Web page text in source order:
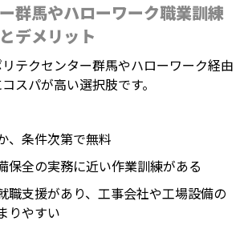
群馬やハローワーク職業訓練
デメリット
テクセンター群馬やハローワーク経由
スパが高い選択肢です。
、条件次第で無料
保全の実務に近い作業訓練がある
職支援があり、工事会社や工場設備の
りやすい